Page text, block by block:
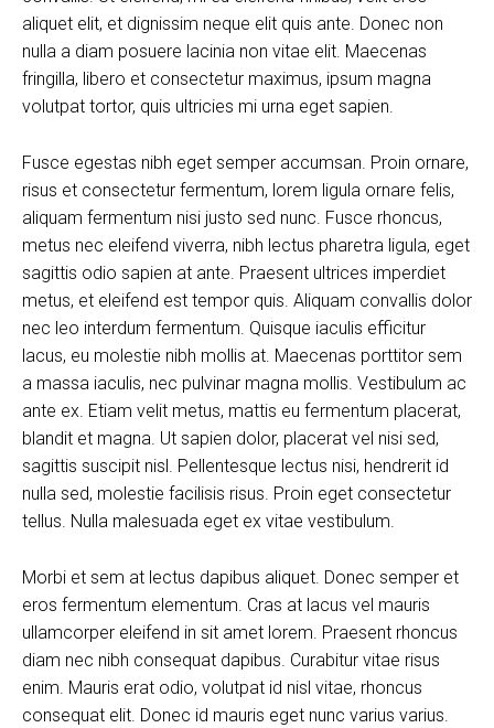
aliquet elit, et dignissim neque elit quis ante. Donec non
nulla a diam posuere lacinia non vitae elit. Maecenas
fringilla, libero et consectetur maximus, ipsum magna
volutpat tortor, quis ultricies mi urna eget sapien.
Fusce egestas nibh eget semper accumsan. Proin ornare,
risus et consectetur fermentum, lorem ligula ornare felis,
aliquam fermentum nisi justo sed nunc. Fusce rhoncus,
metus nec eleifend viverra, nibh lectus pharetra ligula, eget
sagittis odio sapien at ante. Praesent ultrices imperdiet
metus, et eleifend est tempor quis. Aliquam convallis dolor
nec leo interdum fermentum. Quisque iaculis efficitur
lacus, eu molestie nibh mollis at. Maecenas porttitor sem
a massa iaculis, nec pulvinar magna mollis. Vestibulum ac
ante ex. Etiam velit metus, mattis eu fermentum placerat,
blandit et magna. Ut sapien dolor, placerat vel nisi sed,
sagittis suscipit nisl. Pellentesque lectus nisi, hendrerit id
nulla sed, molestie facilisis risus. Proin eget consectetur
tellus. Nulla malesuada eget ex vitae vestibulum.
Morbi et sem at lectus dapibus aliquet. Donec semper et
eros fermentum elementum. Cras at lacus vel mauris
ullamcorper eleifend in sit amet lorem. Praesent rhoncus
diam nec nibh consequat dapibus. Curabitur vitae risus
enim. Mauris erat odio, volutpat id nisl vitae, rhoncus
consequat elit. Donec id mauris eget nunc varius varius.